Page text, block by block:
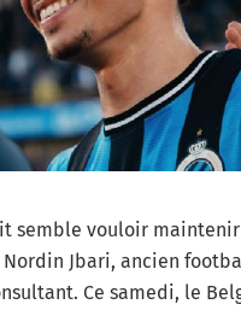
semble vouloir maintenir
Nordin Jbari, ancien
Ce samedi, le